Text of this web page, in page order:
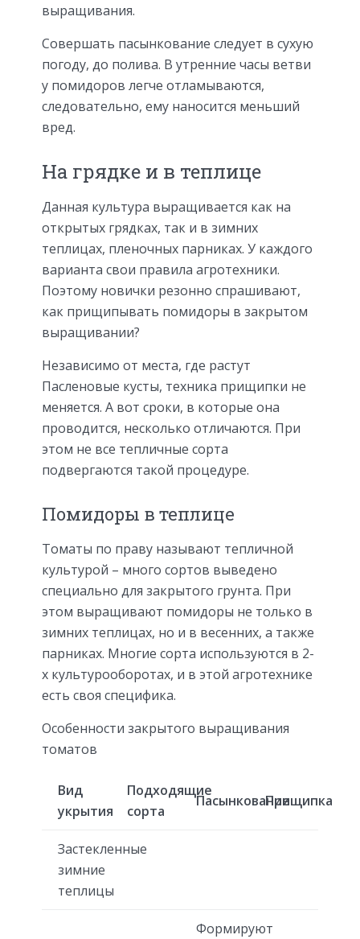
выращивания.
Совершать пасынкование следует в сухую
погоду, до полива. В утренние часы ветви
у помидоров легче отламываются,
следовательно, ему наносится меньший
вред.
На грядке и в теплице
Данная культура выращивается как на
открытых грядках, так и в зимних
теплицах, пленочных парниках. У каждого
варианта свои правила агротехники.
Поэтому новички резонно спрашивают,
как прищипывать помидоры в закрытом
выращивании?
Независимо от места, где растут
Пасленовые кусты, техника прищипки не
меняется. А вот сроки, в которые она
проводится, несколько отличаются. При
этом не все тепличные сорта
подвергаются такой процедуре.
Помидоры в теплице
Томаты по праву называют тепличной
культурой – много сортов выведено
специально для закрытого грунта. При
этом выращивают помидоры не только в
зимних теплицах, но и в весенних, а также
парниках. Многие сорта используются в 2-
х культурооборотах, и в этой агротехнике
есть своя специфика.
Особенности закрытого выращивания
томатов
Вид
укрытия
Подходящие
сорта
ПасынкованиеПрищипка
Застекленные
зимние
теплицы
Формируют